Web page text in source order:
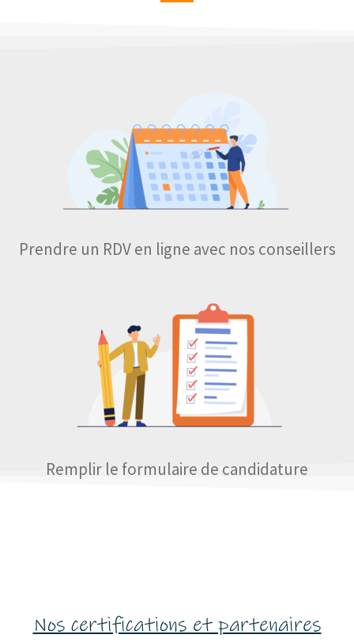
Prendre un RDV en ligne avec nos conseillers
Remplir le formulaire de candidature
Nos certifications et partenaires